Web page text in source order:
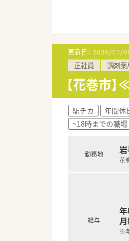
１
『3
年2
いま
また
店舗
２．
エリ
てい
その
学術
３
ノ
『
白
◆内
更新日： 2026/07/
正社員 調剤薬
【花巻市
駅チカ 年間休
~18時までの職場
勤務地
花
給与
※